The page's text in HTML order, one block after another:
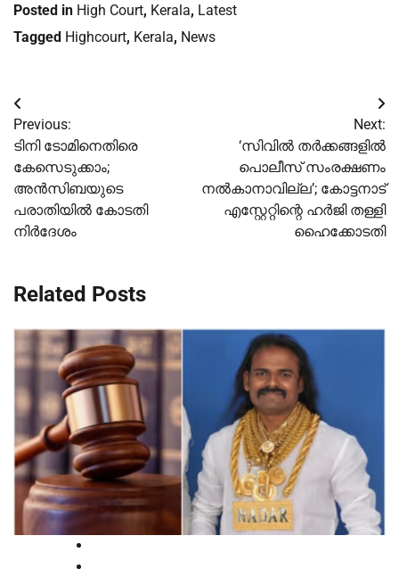
Posted in High Court, Kerala, Latest
Tagged Highcourt, Kerala, News
Post
navigation
Previous:
ടിനി ടോമിനെതിരെ
കേസെടുക്കാം;
അൻസിബയുടെ
പരാതിയില്‍ കോടതി
നിര്‍ദേശം
Next:
‘സിവില്‍ തര്‍ക്കങ്ങളില്‍
പൊലീസ് സംരക്ഷണം
നല്‍കാനാവില്ല’; കോട്ടനാട്
എസ്റ്റേറ്റിന്റെ ഹര്‍ജി തള്ളി
ഹൈക്കോടതി
Related Posts